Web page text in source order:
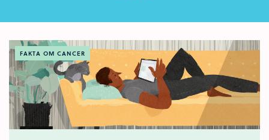
FAKTA OM CANCER